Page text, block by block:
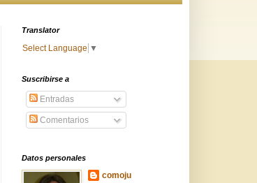
Translator
Select Language ▼
Suscribirse a
Entradas
Comentarios
Datos personales
comoju